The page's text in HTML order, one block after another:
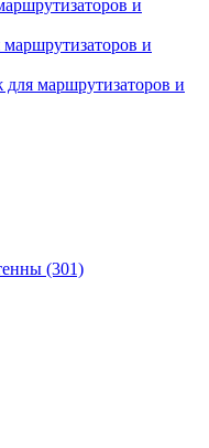
и
и
маршрутизаторов и
(301)